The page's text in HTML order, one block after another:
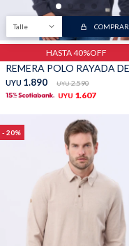
Talle COMPRAR
HASTA 40%OFF
UYU 1.890 UYU 2.590
UYU 1.607
20